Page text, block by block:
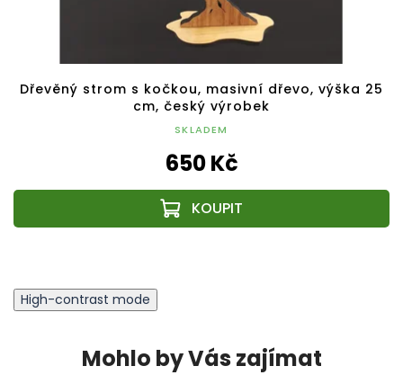
Dřevěný strom s kočkou, masivní dřevo, výška 25
cm, český výrobek
SKLADEM
650 Kč
High-contrast mode
Mohlo by Vás zajímat